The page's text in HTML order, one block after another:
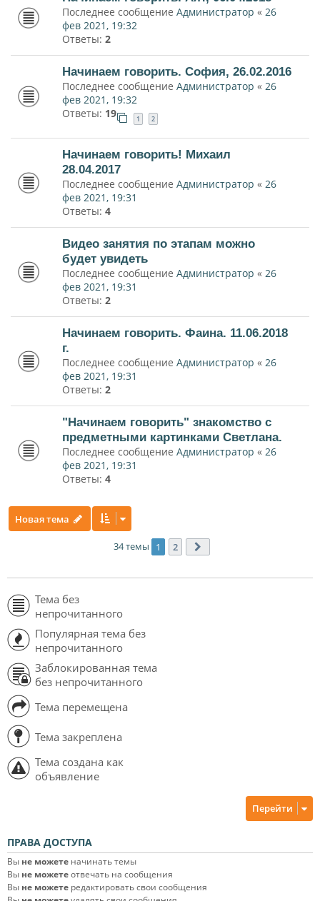
Последнее сообщение Администратор « 26
фев 2021, 19:32
Ответы: 2
Начинаем говорить. София, 26.02.2016
Последнее сообщение Администратор « 26
фев 2021, 19:32
Ответы: 19 1 2
Начинаем говорить! Михаил
28.04.2017
Последнее сообщение Администратор « 26
фев 2021, 19:31
Ответы: 4
Видео занятия по этапам можно
будет увидеть
Последнее сообщение Администратор « 26
фев 2021, 19:31
Ответы: 2
Начинаем говорить. Фаина. 11.06.2018
г.
Последнее сообщение Администратор « 26
фев 2021, 19:31
Ответы: 2
"Начинаем говорить" знакомство с
предметными картинками Светлана.
Последнее сообщение Администратор « 26
фев 2021, 19:31
Ответы: 4
Новая тема
34 темы 1 2
Тема без
непрочитанного
Популярная тема без
непрочитанного
Заблокированная тема
без непрочитанного
Тема перемещена
Тема закреплена
Тема создана как
объявление
Перейти
ПРАВА ДОСТУПА
Вы не можете начинать темы
Вы не можетеотвечать на сообщения
Вы не можете редактировать свои сообщения